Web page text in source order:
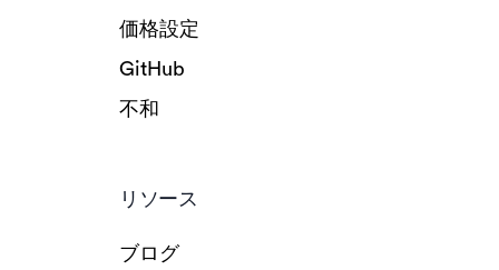
価格設定
GitHub
不和
リソース
ブログ